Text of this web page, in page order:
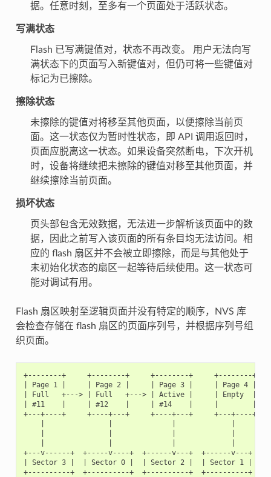
据。任意时刻，至多有一个页面处于活跃状态。
写满状态
Flash 已写满键值对，状态不再改变。 用户无法向写
满状态下的页面写入新键值对，但仍可将一些键值对
标记为已擦除。
擦除状态
未擦除的键值对将移至其他页面，以便擦除当前页
面。这一状态仅为暂时性状态，即 API 调用返回时，
页面应脱离这一状态。如果设备突然断电，下次开机
时，设备将继续把未擦除的键值对移至其他页面，并
继续擦除当前页面。
损坏状态
页头部包含无效数据，无法进一步解析该页面中的数
据，因此之前写入该页面的所有条目均无法访问。相
应的 flash 扇区并不会被立即擦除，而是与其他处于
未初始化状态的扇区一起等待后续使用。这一状态可
能对调试有用。
Flash 扇区映射至逻辑页面并没有特定的顺序，NVS 库
会检查存储在 flash 扇区的页面序列号，并根据序列号组
织页面。
+--------+     +--------+     +--------+     +--------+
| Page 1 |     | Page 2 |     | Page 3 |     | Page 4 |
| Full   +---> | Full   +---> | Active |     | Empty  |
| #11    |     | #12    |     | #14    |     |        |   <-
+---+----+     +----+---+     +----+---+     +---+----+
+---v------+  +-----v----+  +------v---+  +------v---+
| Sector 3 |  | Sector 0 |  | Sector 2 |  | Sector 1 |    <-
+----------+  +----------+  +----------+  +----------+